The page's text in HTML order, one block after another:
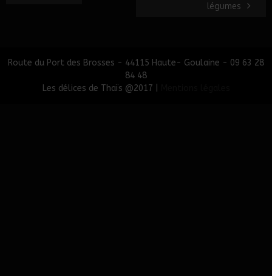
légumes
Route du Port des Brosses - 44115 Haute- Goulaine - 09 63 28
84 48
Les délices de Thaïs @2017 |